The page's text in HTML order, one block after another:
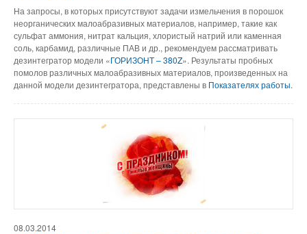
На запросы, в которых присутствуют задачи измельчения в порошок
неорганических малоабразивных материалов, например, такие как
сульфат аммония, нитрат кальция, хлористый натрий или каменная
соль, карбамид, различные ПАВ и др., рекомендуем рассматривать
дезинтегратор модели «ГОРИЗОНТ – 380Z». Результаты пробных
помолов различных малоабразивных материалов, произведенных на
данной модели дезинтегратора, представлены в Показателях работы.
08.03.2014